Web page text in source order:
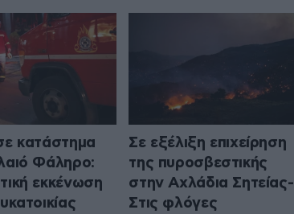
κατάστημα
Φάληρο:
εκκένωση
Σε εξέλιξη επιχείρηση
της πυροσβεστικής
στην Αχλάδια Σητείας-
Στις φλόγες